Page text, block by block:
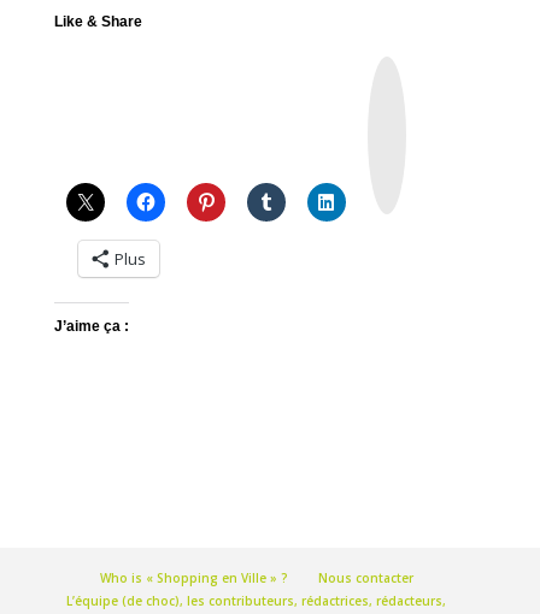
Like & Share
Plus
J’aime ça :
Who is « Shopping en Ville » ?
Nous contacter
L’équipe (de choc), les contributeurs, rédactrices, rédacteurs,